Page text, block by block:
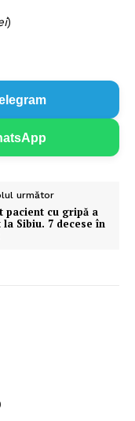
)
următor
pacient cu gripă a
Sibiu. 7 decese în